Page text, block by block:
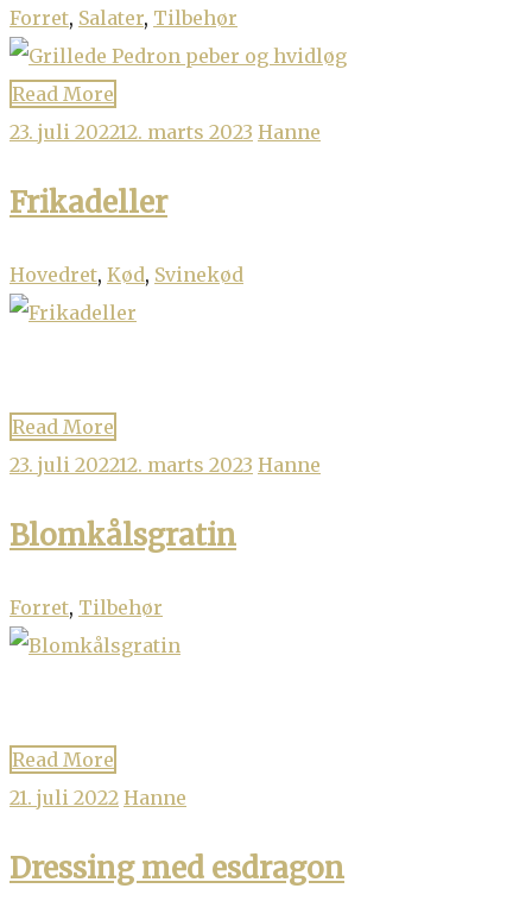
Forret, Salater, Tilbehør
Read More
23. juli 202212. marts 2023 Hanne
Frikadeller
Hovedret, Kød, Svinekød
Read More
23. juli 202212. marts 2023 Hanne
Blomkålsgratin
Forret, Tilbehør
Read More
21. juli 2022 Hanne
Dressing med esdragon